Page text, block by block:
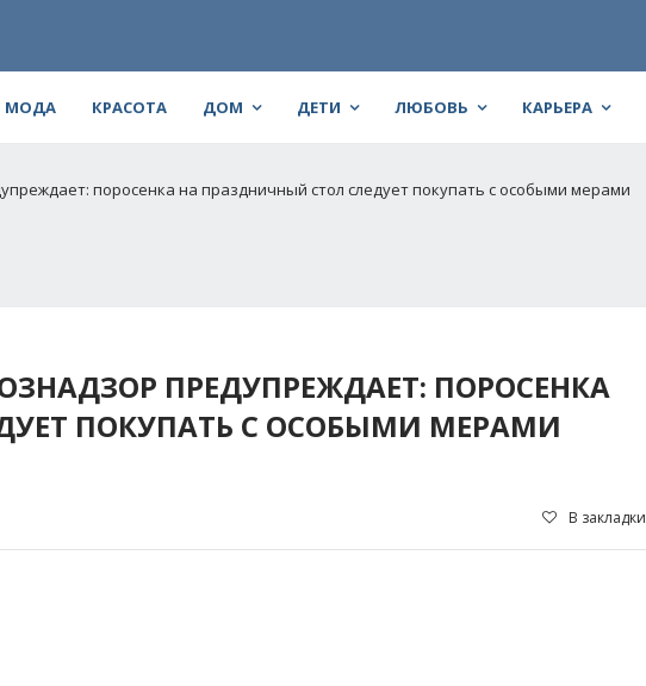
МОДА КРАСОТА ДОМ ДЕТИ ЛЮБОВЬ КАРЬЕРА
поросенка на праздничный стол следует покупать с особыми мерами
ПРЕДУПРЕЖДАЕТ: ПОРОСЕНКА
ПОКУПАТЬ С ОСОБЫМИ МЕРАМИ
В закладки